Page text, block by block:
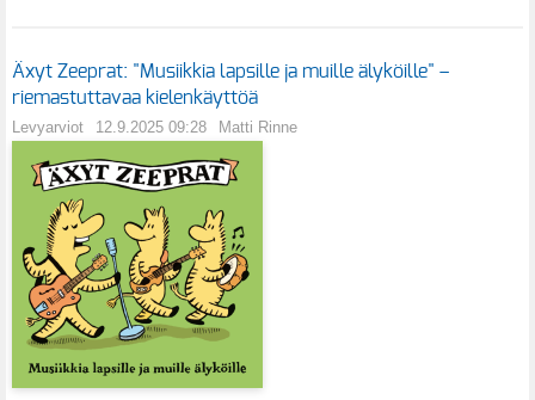
Äxyt Zeeprat: "Musiikkia lapsille ja muille älyköille" –
riemastuttavaa kielenkäyttöä
Levyarviot 12.9.2025 09:28 Matti Rinne